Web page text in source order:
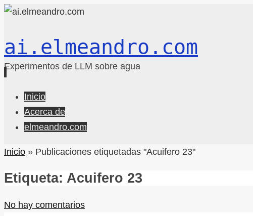
ai.elmeandro.com
Experimentos de LLM sobre agua
contenido
Inicio
Acerca de
elmeandro.com
Inicio » Publicaciones etiquetadas "Acuifero 23"
Etiqueta: Acuifero 23
No hay comentarios